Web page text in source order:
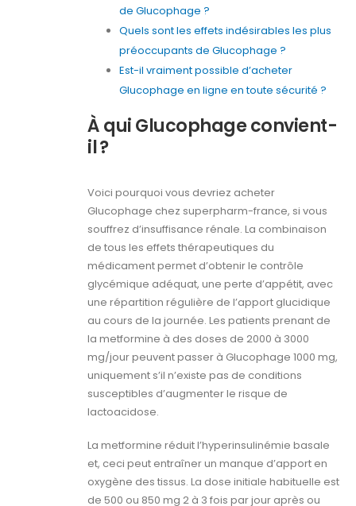
de Glucophage ?
Quels sont les effets indésirables les plus
préoccupants de Glucophage ?
Est-il vraiment possible d’acheter
Glucophage en ligne en toute sécurité ?
À qui Glucophage convient-
il ?
Voici pourquoi vous devriez acheter
Glucophage chez superpharm-france, si vous
souffrez d’insuffisance rénale. La combinaison
de tous les effets thérapeutiques du
médicament permet d’obtenir le contrôle
glycémique adéquat, une perte d’appétit, avec
une répartition régulière de l’apport glucidique
au cours de la journée. Les patients prenant de
la metformine à des doses de 2000 à 3000
mg/jour peuvent passer à Glucophage 1000 mg,
uniquement s’il n’existe pas de conditions
susceptibles d’augmenter le risque de
lactoacidose.
La metformine réduit l’hyperinsulinémie basale
et, ceci peut entraîner un manque d’apport en
oxygène des tissus. La dose initiale habituelle est
de 500 ou 850 mg 2 à 3 fois par jour après ou